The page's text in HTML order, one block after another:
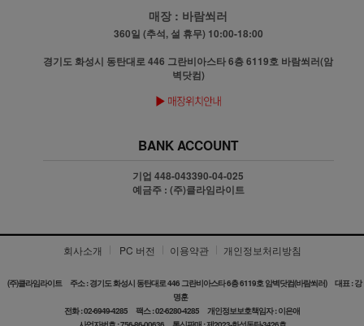
매장 : 바람쐬러
360일 (추석, 설 휴무) 10:00-18:00
경기도 화성시 동탄대로 446 그란비아스타 6층 6119호 바람쐬러(암
벽닷컴)
BANK ACCOUNT
기업 448-043390-04-025
예금주 : (주)클라임라이트
회사소개 PC 버전 이용약관 개인정보처리방침
(주)클라임라이트 주소 : 경기도 화성시 동탄대로 446 그란비아스타 6층 6119호 암벽닷컴(바람쐬러)
대표 : 강
명훈
전화 : 02-6949-4285
팩스 : 02-6280-4285
개인정보보호책임자 : 이은애